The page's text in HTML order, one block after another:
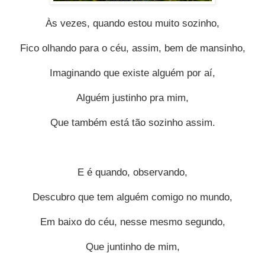
Às vezes, quando estou muito sozinho,
Fico olhando para o céu, assim, bem de mansinho,
Imaginando que existe alguém por aí,
Alguém justinho pra mim,
Que também está tão sozinho assim.
E é quando, observando,
Descubro que tem alguém comigo no mundo,
Em baixo do céu, nesse mesmo segundo,
Que juntinho de mim,